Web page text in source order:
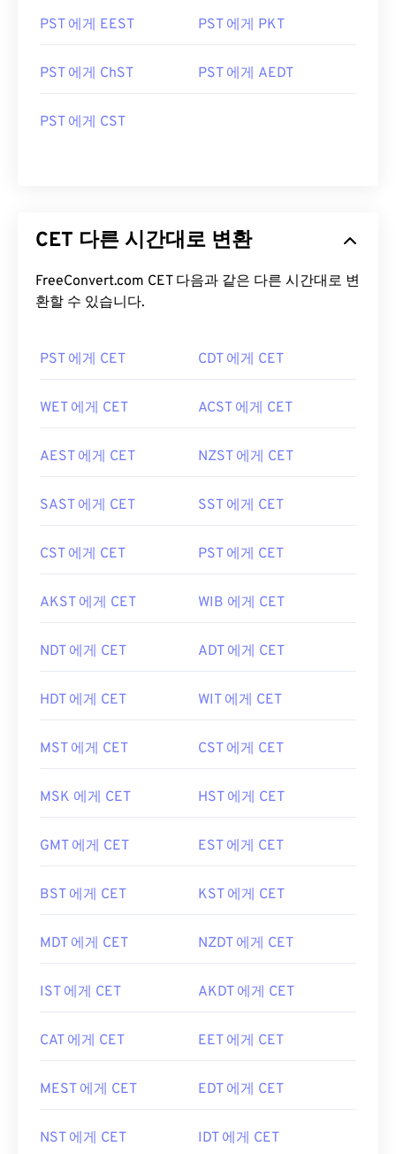
PST 에게 EEST PST 에게 PKT
PST 에게 ChST PST 에게 AEDT
PST 에게 CST
CET 다른 시간대로 변환
FreeConvert.com CET 다음과 같은 다른 시간대로 변
환할 수 있습니다.
PST 에게 CET CDT 에게 CET
WET 에게 CET ACST 에게 CET
AEST 에게 CET NZST 에게 CET
SAST 에게 CET SST 에게 CET
CST 에게 CET PST 에게 CET
AKST 에게 CET WIB 에게 CET
NDT 에게 CET ADT 에게 CET
HDT 에게 CET WIT 에게 CET
MST 에게 CET CST 에게 CET
MSK 에게 CET HST 에게 CET
GMT 에게 CET EST 에게 CET
BST 에게 CET KST 에게 CET
MDT 에게 CET NZDT 에게 CET
IST 에게 CET AKDT 에게 CET
CAT 에게 CET EET 에게 CET
MEST 에게 CET EDT 에게 CET
NST 에게 CET IDT 에게 CET